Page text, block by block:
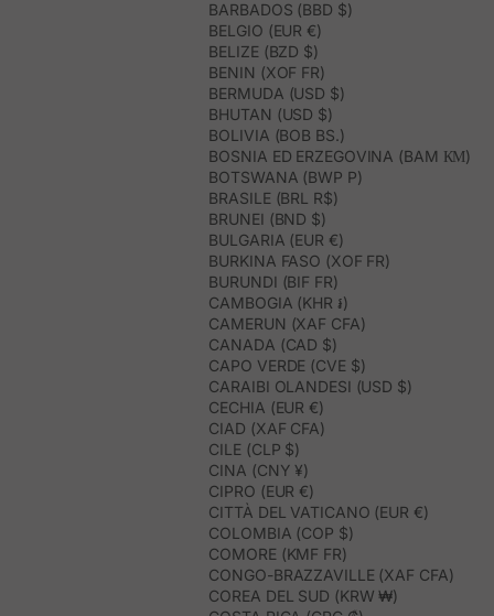
BARBADOS (BBD $)
BELGIO (EUR €)
BELIZE (BZD $)
BENIN (XOF FR)
BERMUDA (USD $)
BHUTAN (USD $)
BOLIVIA (BOB BS.)
BOSNIA ED ERZEGOVINA (BAM КМ)
BOTSWANA (BWP P)
BRASILE (BRL R$)
BRUNEI (BND $)
BULGARIA (EUR €)
BURKINA FASO (XOF FR)
BURUNDI (BIF FR)
CAMBOGIA (KHR ៛)
CAMERUN (XAF CFA)
CANADA (CAD $)
CAPO VERDE (CVE $)
CARAIBI OLANDESI (USD $)
CECHIA (EUR €)
CIAD (XAF CFA)
CILE (CLP $)
CINA (CNY ¥)
CIPRO (EUR €)
CITTÀ DEL VATICANO (EUR €)
COLOMBIA (COP $)
COMORE (KMF FR)
CONGO-BRAZZAVILLE (XAF CFA)
COREA DEL SUD (KRW ₩)